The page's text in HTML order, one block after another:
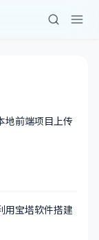
前端项目上传
宝塔软件搭建